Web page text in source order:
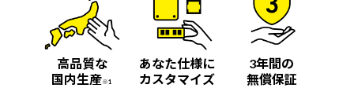
高品質な
国内生産※1
あなた仕様に
カスタマイズ
3年間の
無償保証